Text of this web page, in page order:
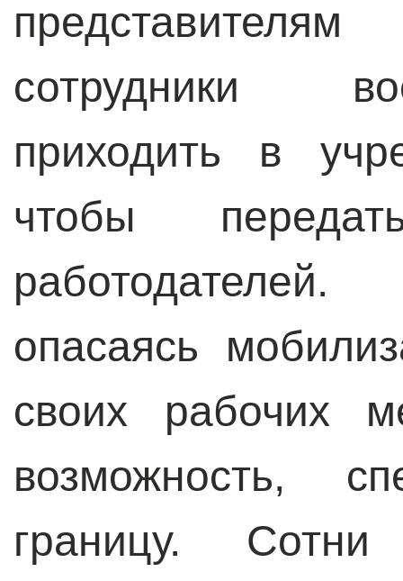
сотрудники
приходить в
чтобы
опасаясь
своих рабочих
возможность,
границу.